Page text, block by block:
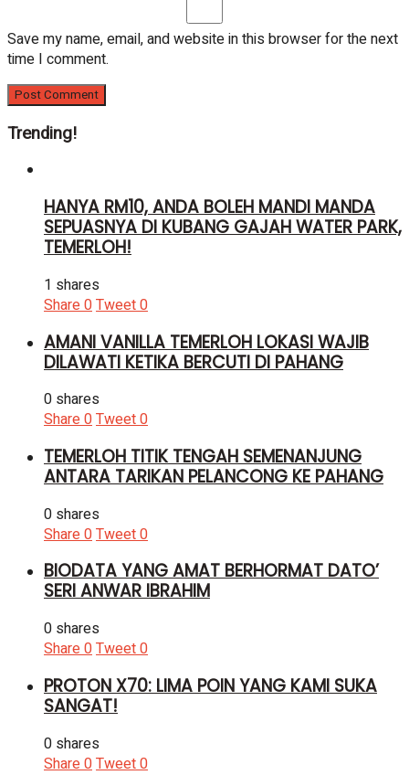
Save my name, email, and website in this browser for the next
time I comment.
Trending!
HANYA RM10, ANDA BOLEH MANDI MANDA
SEPUASNYA DI KUBANG GAJAH WATER PARK,
TEMERLOH!
1 shares
Share0Tweet0
AMANI VANILLA TEMERLOH LOKASI WAJIB
DILAWATI KETIKA BERCUTI DI PAHANG
0 shares
Share0Tweet0
TEMERLOH TITIK TENGAH SEMENANJUNG
ANTARA TARIKAN PELANCONG KE PAHANG
0 shares
Share0Tweet0
BIODATA YANG AMAT BERHORMAT DATO’
SERI ANWAR IBRAHIM
0 shares
Share0Tweet0
PROTON X70: LIMA POIN YANG KAMI SUKA
SANGAT!
0 shares
Share0Tweet0